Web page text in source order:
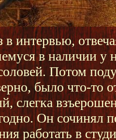
в интервью,
в наличии у
Потом
было что-то
слегка
Он сочинял
работать в